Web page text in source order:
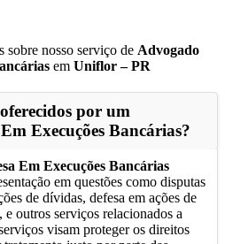
sobre nosso serviço de Advogado
em Uniflor – PR
por um
Execuções Bancárias?
Em Execuções Bancárias
em questões como disputas
de dívidas, defesa em ações de
e outros serviços relacionados a
visam proteger os direitos